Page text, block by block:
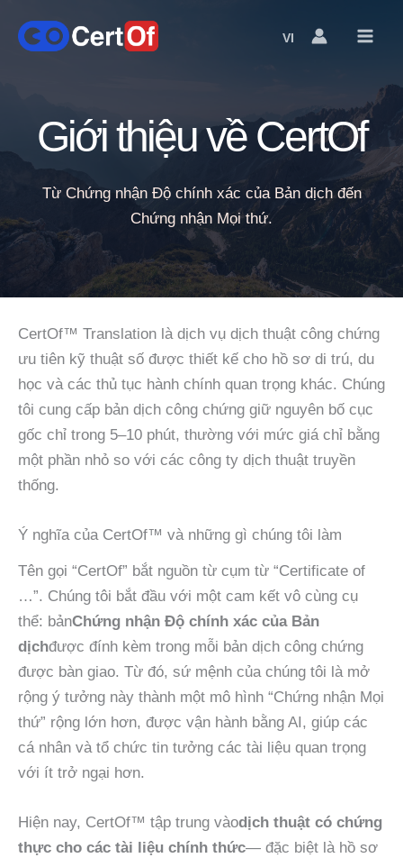
VILanguage
Giới thiệu về CertOf
Từ Chứng nhận Độ chính xác của Bản dịch đến
Chứng nhận Mọi thứ.
CertOf™ Translation là dịch vụ dịch thuật công chứng
ưu tiên kỹ thuật số được thiết kế cho hồ sơ di trú, du
học và các thủ tục hành chính quan trọng khác. Chúng
tôi cung cấp bản dịch công chứng giữ nguyên bố cục
gốc chỉ trong 5–10 phút, thường với mức giá chỉ bằng
một phần nhỏ so với các công ty dịch thuật truyền
thống.
Ý nghĩa của CertOf™ và những gì chúng tôi làm
Tên gọi “CertOf” bắt nguồn từ cụm từ “Certificate of
…”. Chúng tôi bắt đầu với một cam kết vô cùng cụ
thể: bảnChứng nhận Độ chính xác của Bản
dịchđược đính kèm trong mỗi bản dịch công chứng
được bàn giao. Từ đó, sứ mệnh của chúng tôi là mở
rộng ý tưởng này thành một mô hình “Chứng nhận Mọi
thứ” rộng lớn hơn, được vận hành bằng AI, giúp các
cá nhân và tổ chức tin tưởng các tài liệu quan trọng
với ít trở ngại hơn.
Hiện nay, CertOf™ tập trung vàodịch thuật có chứng
thực cho các tài liệu chính thức— đặc biệt là hồ sơ